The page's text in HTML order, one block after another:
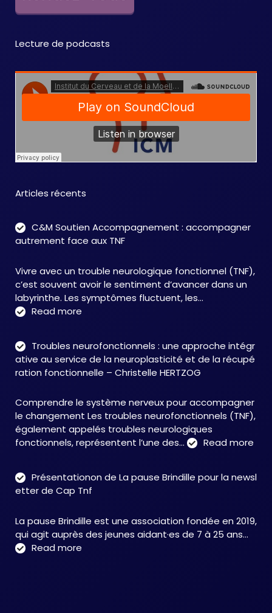
Lecture de podcasts
Articles récents
C&M Soutien Accompagnement : accompagner
autrement face aux TNF
Vivre avec un trouble neurologique fonctionnel (TNF),
c’est souvent avoir le sentiment d’avancer dans un
labyrinthe. Les symptômes fluctuent, les…
Read more
Accompagnement
:
accompagner
face
aux
TNF
Troubles neurofonctionnels : une approche intégr
ative au service de la neuroplasticité et de la récupé
ration fonctionnelle – Christelle HERTZOG
Comprendre le système nerveux pour accompagner
le changement Les troubles neurofonctionnels (TNF),
également appelés troubles neurologiques
fonctionnels, représentent l’une des…
Read more
:
Présentationon de La pause Brindille pour la newsl
etter de Cap Tnf
La pause Brindille est une association fondée en 2019,
qui agit auprès des jeunes aidant·es de 7 à 25 ans…
Read more